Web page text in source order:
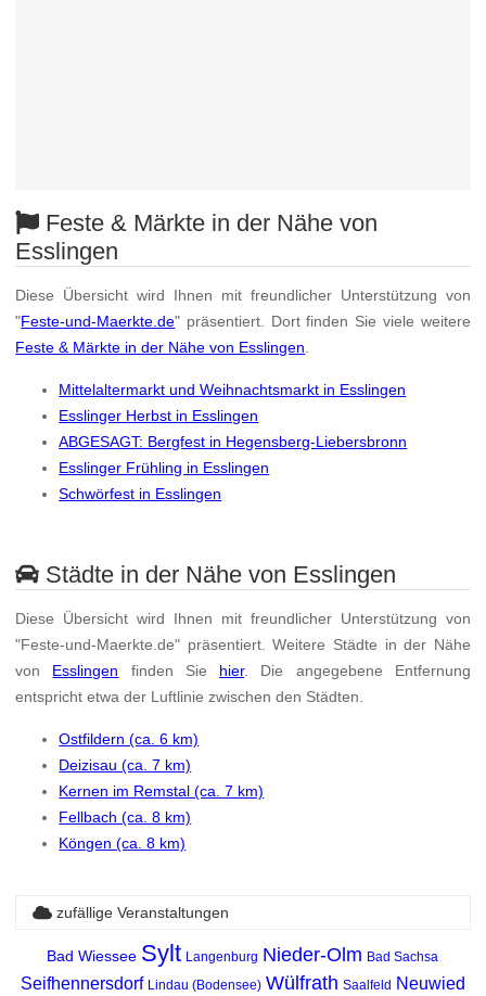
Feste & Märkte in der Nähe von
Esslingen
Diese Übersicht wird Ihnen mit freundlicher Unterstützung von
"Feste-und-Maerkte.de" präsentiert. Dort finden Sie viele weitere
Feste & Märkte in der Nähe von Esslingen.
Mittelaltermarkt und Weihnachtsmarkt in Esslingen
Esslinger Herbst in Esslingen
ABGESAGT: Bergfest in Hegensberg-Liebersbronn
Esslinger Frühling in Esslingen
Schwörfest in Esslingen
Städte in der Nähe von Esslingen
Diese Übersicht wird Ihnen mit freundlicher Unterstützung von
"Feste-und-Maerkte.de" präsentiert. Weitere Städte in der Nähe
von Esslingen finden Sie hier. Die angegebene Entfernung
entspricht etwa der Luftlinie zwischen den Städten.
Ostfildern (ca. 6 km)
Deizisau (ca. 7 km)
Kernen im Remstal (ca. 7 km)
Fellbach (ca. 8 km)
Köngen (ca. 8 km)
zufällige Veranstaltungen
Bad Wiessee Sylt Langenburg Nieder-Olm Bad Sachsa
Seifhennersdorf Lindau (Bodensee) Wülfrath Saalfeld Neuwied